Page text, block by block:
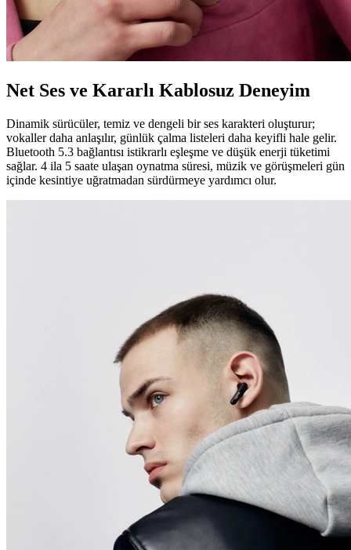
Net Ses ve Kararlı Kablosuz Deneyim
Dinamik sürücüler, temiz ve dengeli bir ses karakteri oluşturur;
vokaller daha anlaşılır, günlük çalma listeleri daha keyifli hale gelir.
Bluetooth 5.3 bağlantısı istikrarlı eşleşme ve düşük enerji tüketimi
sağlar. 4 ila 5 saate ulaşan oynatma süresi, müzik ve görüşmeleri gün
içinde kesintiye uğratmadan sürdürmeye yardımcı olur.